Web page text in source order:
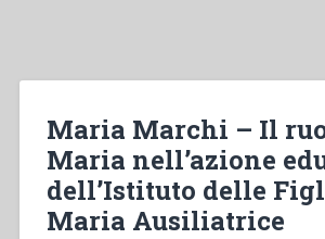
Maria Marchi – Il
Maria nell’azione
dell’Istituto delle
Maria Ausiliatrice